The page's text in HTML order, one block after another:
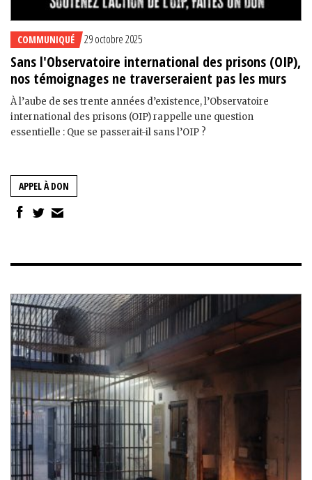
COMMUNIQUÉ 29 octobre 2025
Sans l'Observatoire international des prisons (OIP),
nos témoignages ne traverseraient pas les murs
À l’aube de ses trente années d’existence, l’Observatoire
international des prisons (OIP) rappelle une question
essentielle : Que se passerait-il sans l’OIP ?
APPEL À DON